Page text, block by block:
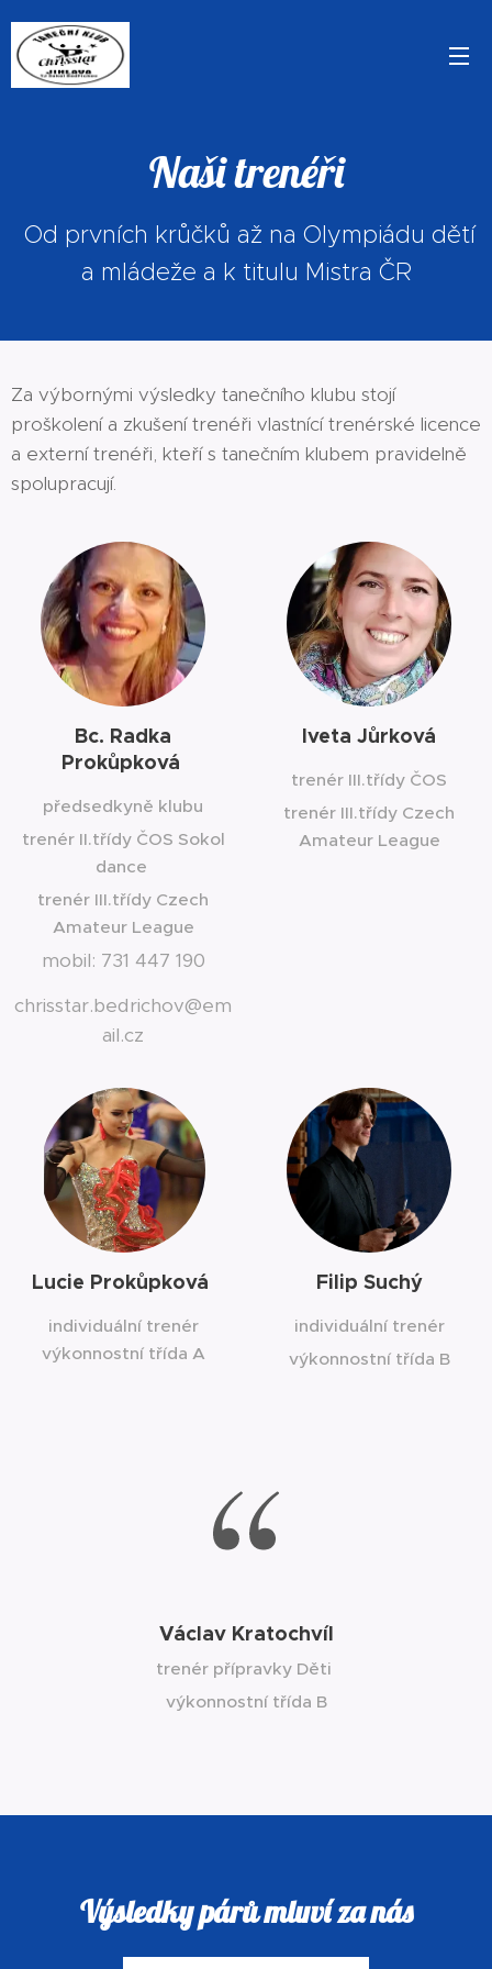
Naši trenéři
Od prvních krůčků až na Olympiádu dětí
a mládeže a k titulu Mistra ČR
Za výbornými výsledky tanečního klubu stojí
proškolení a zkušení trenéři vlastnící trenérské licence
a externí trenéři, kteří s tanečním klubem pravidelně
spolupracují.
Bc. Radka
Prokůpková
předsedkyně klubu
trenér II.třídy ČOS Sokol
dance
trenér III.třídy Czech
Amateur League
mobil: 731 447 190
chrisstar.bedrichov@em
ail.cz
Iveta Jůrková
trenér III.třídy ČOS
trenér III.třídy Czech
Amateur League
Lucie Prokůpková
individuální trenér
výkonnostní třída A
Filip Suchý
individuální trenér
výkonnostní třída B
Václav Kratochvíl
trenér přípravky Děti
výkonnostní třída B
Výsledky párů mluví za nás